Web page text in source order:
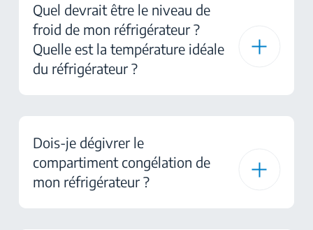
Quel devrait être le niveau de
froid de mon réfrigérateur ?
Quelle est la température idéale
du réfrigérateur ?
Dois-je dégivrer le
compartiment congélation de
mon réfrigérateur ?